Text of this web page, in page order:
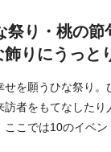
り・桃の節
りにうっと
せを願うひな祭り
訪者をもてなした
こでは10のイベン